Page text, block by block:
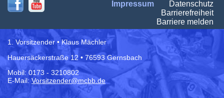
Impressum
Datenschutz
Barrierefreiheit
Barriere melden
1. Vorsitzender • Klaus Mächler
Hauersäckerstraße 12 • 76593 Gernsbach
Mobil: 0173 - 3210802
E-Mail:Vorsitzender@mcbb.de